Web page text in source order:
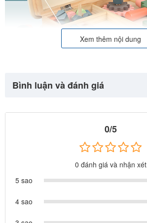
Xem thêm nội dung
Bình luận và đánh giá
0/5
0 đánh giá và nhận xét
5 sao
4 sao